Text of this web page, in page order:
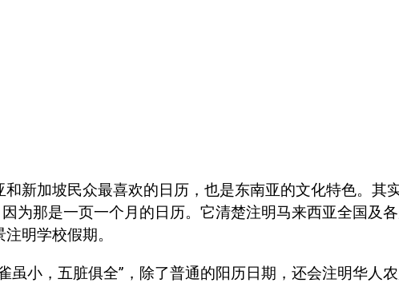
新加坡民众最喜欢的日历，也是东南亚的文化特色。其
因为那是一页一个月的日历。它清楚注明马来西亚全国及
明学校假期。
虽小，五脏俱全”，除了普通的阳历日期，还会注明华人